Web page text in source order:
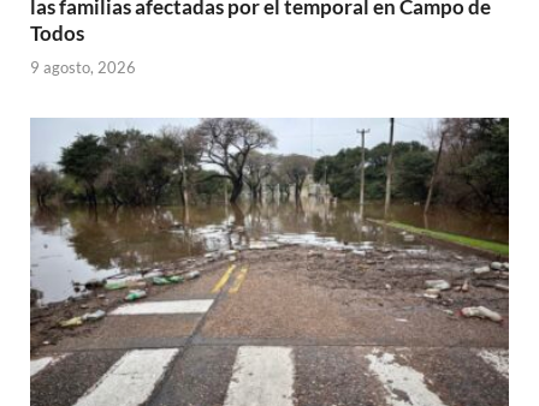
las familias afectadas por el temporal en Campo de
Todos
9 agosto, 2026